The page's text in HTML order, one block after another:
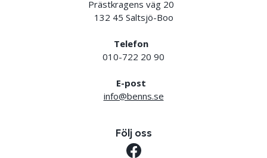
Prästkragens väg 20
132 45 Saltsjö-Boo
Telefon
010-722 20 90
E-post
info@benns.se
Följ oss